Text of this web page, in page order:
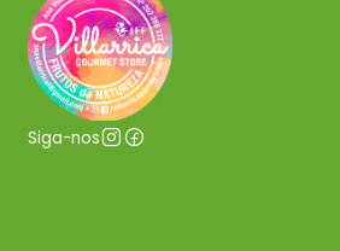
Siga-nos